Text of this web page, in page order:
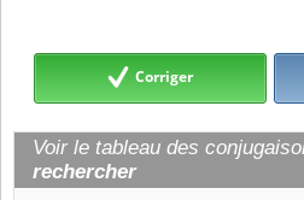
Corriger
Voir le tableau des
rechercher